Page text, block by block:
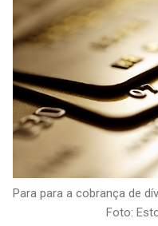
Para para a cobrança de
Foto: